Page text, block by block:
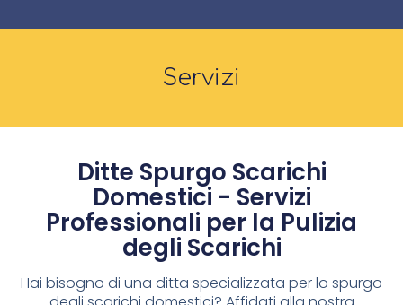
Servizi
Ditte Spurgo Scarichi
Domestici - Servizi
Professionali per la Pulizia
degli Scarichi
Hai bisogno di una ditta specializzata per lo spurgo